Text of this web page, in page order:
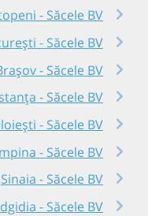
- Săcele BV
- Săcele BV
- Săcele BV
- Săcele BV
- Săcele BV
- Săcele BV
Sinaia - Săcele BV
- Săcele BV